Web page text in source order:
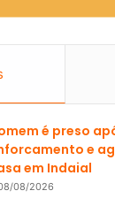
é preso
e
em Indaial
08/2026